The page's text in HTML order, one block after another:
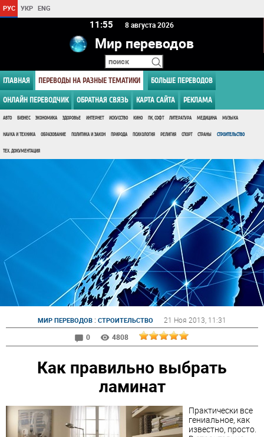
РУС УКР ENG
11 55 8 августа 2026
Мир переводов
ГЛАВНАЯ ПЕРЕВОДЫ НА РАЗНЫЕ ТЕМАТИКИ БОЛЬШЕ ПЕРЕВОДОВ
ОНЛАЙН ПЕРЕВОДЧИК ОБРАТНАЯ СВЯЗЬ КАРТА САЙТА РЕКЛАМА
АВТО БИЗНЕС ЭКОНОМИКА ЗДОРОВЬЕ ИНТЕРНЕТ ИСКУССТВО КИНО ПК, СОФТ ЛИТЕРАТУРА МЕДИЦИНА МУЗЫКА
НАУКА И ТЕХНИКА ОБРАЗОВАНИЕ ПОЛИТИКА И ЗАКОН ПРИРОДА ПСИХОЛОГИЯ РЕЛИГИЯ СПОРТ СТРАНЫ СТРОИТЕЛЬСТВО
ТЕХ. ДОКУМЕНТАЦИЯ
МИР ПЕРЕВОДОВ : СТРОИТЕЛЬСТВО 21 Ноя 2013 , 11:31
0
4808
Как правильно выбрать
ламинат
Практически все
гениальное, как
известно, просто.